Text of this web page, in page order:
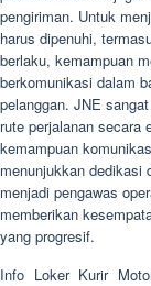
pengiriman. Untuk
harus dipenuhi,
berlaku, kemampuan
berkomunikasi dalam
pelanggan. JNE
rute perjalanan secara
kemampuan
menunjukkan dedikasi
menjadi pengawas
memberikan
yang progresif.
Info Loker Kurir